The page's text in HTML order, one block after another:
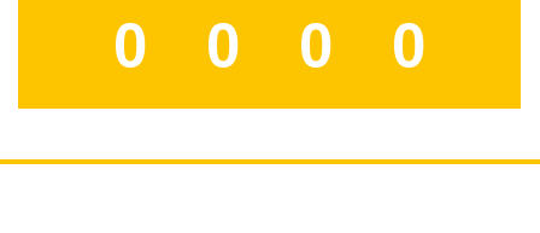
0 0 0 0